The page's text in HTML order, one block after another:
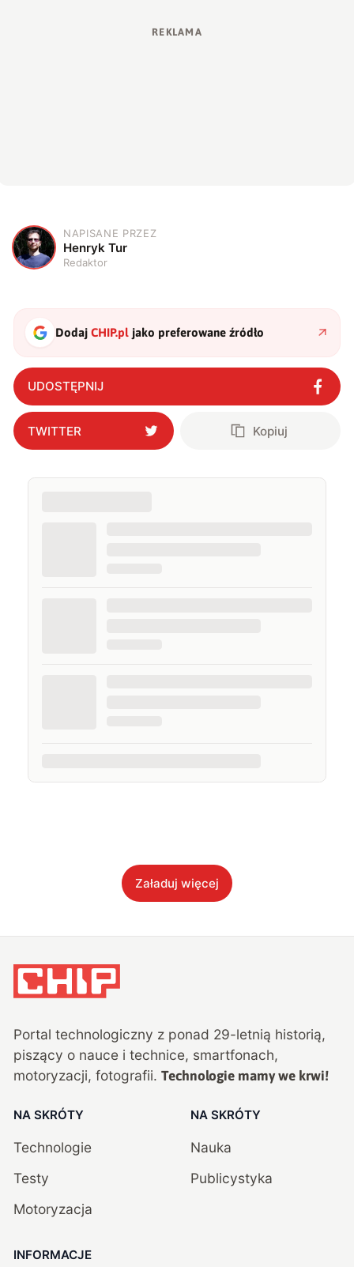
H
NAPISANE PRZEZ
Henryk Tur
Redaktor
DodajCHIP.pl jako preferowane źródło
UDOSTĘPNIJ
TWITTER Kopiuj
Załaduj więcej
Portal technologiczny z ponad 29-letnią historią,
piszący o nauce i technice, smartfonach,
motoryzacji, fotografii. Technologie mamy we krwi!
NA SKRÓTY
Technologie
Testy
Motoryzacja
NA SKRÓTY
Nauka
Publicystyka
INFORMACJE